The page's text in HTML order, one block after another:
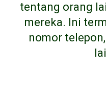
tentang orang
mereka. Ini
nomor